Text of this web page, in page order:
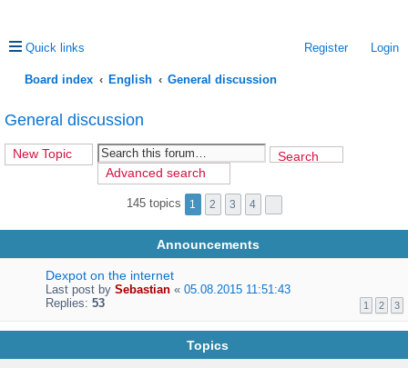
Quick links Login
Register
Board index English
General discussion
General discussion
New Topic
Search
Advanced search
145 topics 1 2 3 4
Announcements
Dexpot on the internet
Last post by Sebastian « 05.08.2015 11:51:43
Replies: 53 1 2 3
Topics